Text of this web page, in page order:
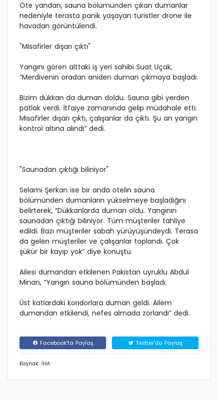
Öte yandan, sauna bölümünden çıkan dumanlar
nedeniyle terasta panik yaşayan turistler drone ile
havadan görüntülendi.
"Misafirler dışarı çıktı"
Yangını gören alttaki iş yeri sahibi Suat Uçak,
“Merdivenin oradan aniden duman çıkmaya başladı.
Bizim dükkan da duman doldu. Sauna gibi yerden
patlak verdi. İtfaiye zamanında gelip müdahale etti.
Misafirler dışarı çıktı, çalışanlar da çıktı. Şu an yangın
kontrol altına alındı” dedi.
"Saunadan çıktığı biliniyor"
Selami Şerkan ise bir anda otelin sauna
bölümünden dumanların yükselmeye başladığını
belirterek, “Dükkanlarda duman oldu. Yangının
saunadan çıktığı biliniyor. Tüm müşteriler tahliye
edildi. Bazı müşteriler sabah yürüyüşündeydi. Terasa
da gelen müşteriler ve çalışanlar toplandı. Çok
şükür bir kayıp yok” diye konuştu.
Ailesi dumandan etkilenen Pakistan uyruklu Abdul
Minan, “Yangın sauna bölümünden başladı.
Üst katlardaki koridorlara duman geldi. Ailem
dumandan etkilendi, nefes almada zorlandı” dedi.
Facebook'ta Paylaş Twitter'da Paylaş
Kaynak: İHA